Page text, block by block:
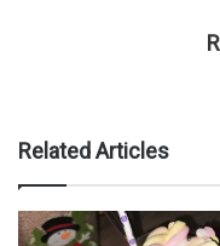
Related Articles